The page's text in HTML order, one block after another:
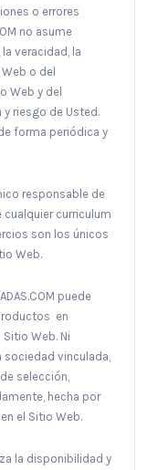
o errores
no asume
veracidad, la
o del
Web y del
riesgo de Usted.
forma periódica y
responsable de
curriculum
son los únicos
Web.
puede
en
Web. Ni
sociedad vinculada,
selección,
hecha por
el Sitio Web.
la disponibilidad y